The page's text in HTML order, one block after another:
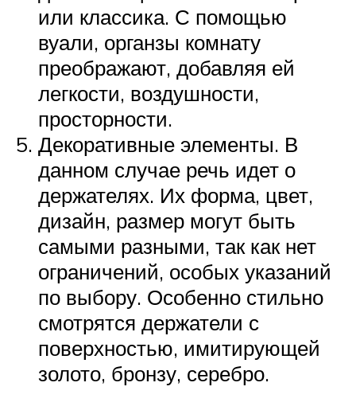
или классика. С помощью
вуали, органзы комнату
преображают, добавляя ей
легкости, воздушности,
просторности.
Декоративные элементы. В
данном случае речь идет о
держателях. Их форма, цвет,
дизайн, размер могут быть
самыми разными, так как нет
ограничений, особых указаний
по выбору. Особенно стильно
смотрятся держатели с
поверхностью, имитирующей
золото, бронзу, серебро.